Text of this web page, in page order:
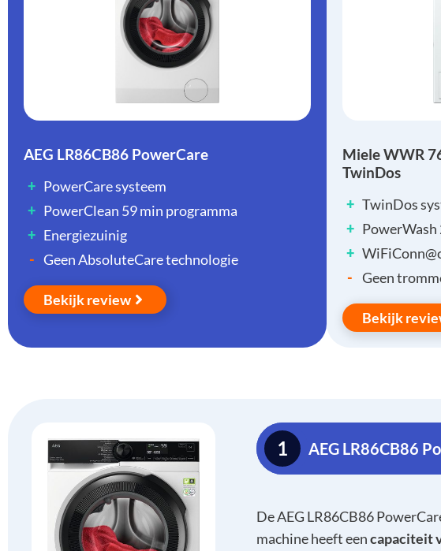
AEG LR86CB86 PowerCare
+ PowerCare systeem
+ PowerClean 59 min programma
+ Energiezuinig
- Geen AbsoluteCare technologie
Bekijk review
Miele WWR
TwinDos
+ TwinDos
+
+
- Geen
Bekijk
1 AEG LR86CB86
De AEG LR86CB86
machine heeft eencapaciteit